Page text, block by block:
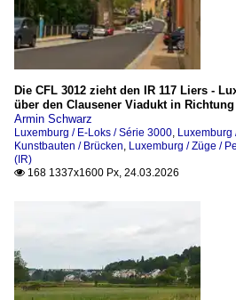
Die CFL 3012 zieht den IR 117 Liers -
über den Clausener Viadukt in
Armin Schwarz
Luxemburg / E-Loks / Série 3000, Luxemburg
Kunstbauten / Brücken, Luxemburg / Züge /
(IR)
 168 1337x1600 Px, 24.03.2026